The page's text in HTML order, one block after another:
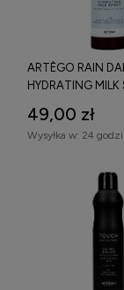
ARTÈGO RAIN
HYDRATING MILK
ODŻYWKA/
WŁOSÓW 150 ML
49,00 zł
Wysyłka w: 24